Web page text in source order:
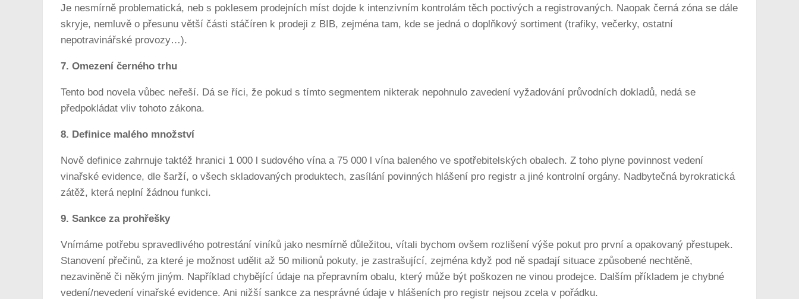
Je nesmírně problematická, neb s poklesem prodejních míst dojde k intenzivním kontrolám těch poctivých a registrovaných. Naopak černá zóna se dále
skryje, nemluvě o přesunu větší části stáčíren k prodeji z BIB, zejména tam, kde se jedná o doplňkový sortiment (trafiky, večerky, ostatní
nepotravinářské provozy…).
7. Omezení černého trhu
Tento bod novela vůbec neřeší. Dá se říci, že pokud s tímto segmentem nikterak nepohnulo zavedení vyžadování průvodních dokladů, nedá se
předpokládat vliv tohoto zákona.
8. Definice malého množství
Nově definice zahrnuje taktéž hranici 1 000 l sudového vína a 75 000 l vína baleného ve spotřebitelských obalech. Z toho plyne povinnost vedení
vinařské evidence, dle šarží, o všech skladovaných produktech, zasílání povinných hlášení pro registr a jiné kontrolní orgány. Nadbytečná byrokratická
zátěž, která neplní žádnou funkci.
9. Sankce za prohřešky
Vnímáme potřebu spravedlivého potrestání viníků jako nesmírně důležitou, vítali bychom ovšem rozlišení výše pokut pro první a opakovaný přestupek.
Stanovení přečinů, za které je možnost udělit až 50 milionů pokuty, je zastrašující, zejména když pod ně spadají situace způsobené nechtěně,
nezaviněně či někým jiným. Například chybějící údaje na přepravním obalu, který může být poškozen ne vinou prodejce. Dalším příkladem je chybné
vedení/nevedení vinařské evidence. Ani nižší sankce za nesprávné údaje v hlášeních pro registr nejsou zcela v pořádku.